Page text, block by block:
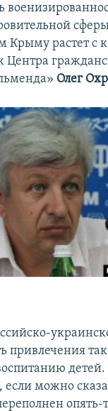
Крыму растет с
Центра
Олег
привлечения
детей.
если можно
опять-